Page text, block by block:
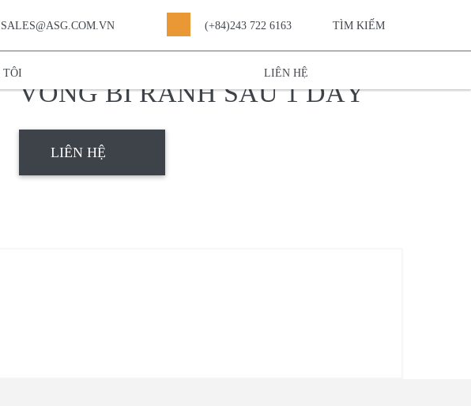
TÌM KIẾM
SALES@ASG.COM.VN (+84)243 722 6163
TÔI LIÊN HỆ
Trang chủ»Sản phẩm Vòng bi »NACHI »Vòng bi rãnh sâu 1
dãy
VÒNG BI RÃNH SÂU 1 DÃY
LIÊN HỆ